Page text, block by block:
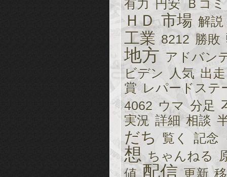
有力
円安 Ｂコミ
ＨＤ 市場 解説
工業 8212 勝敗
地方 アドバン
ビデン 人気 出走
賞 レパードステ
4062 ウマ 分足
実況 詳細 相談
だち 覧く 記念
想 ちゃんねる
値 配信 更新